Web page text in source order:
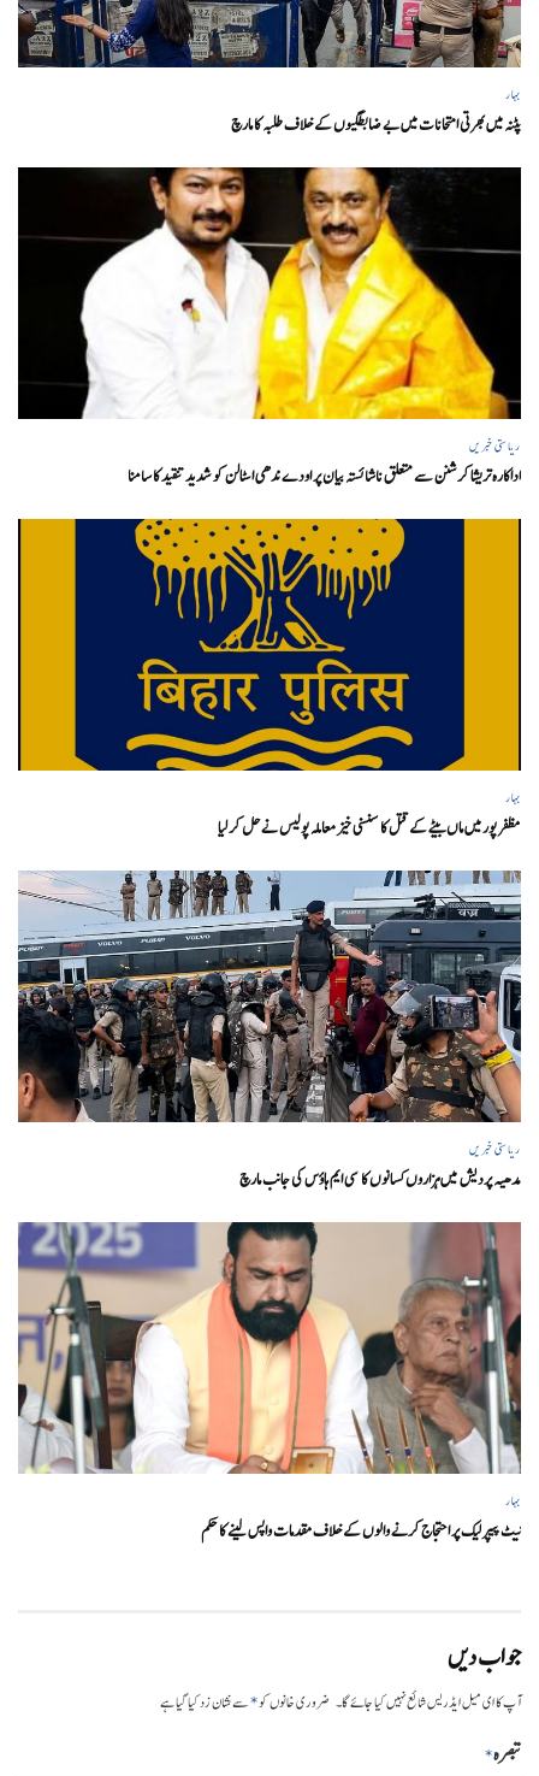
بہار
پٹنہ میں بھرتی امتحانات میں بے ضابطگیوں کے خلاف طلبہ کا مارچ
ریاستی خبریں
اداکارہ تریشا کرشنن سے متعلق ناشائستہ بیان پر اودے ندھی اسٹالن کو شدید تنقید کا سامنا
بہار
مظفر پور میں ماں بیٹے کے قتل کا سنسنی خیز معاملہ پولیس نے حل کر لیا
ریاستی خبریں
مدھیہ پردیش میں ہزاروں کسانوں کا سی ایم ہاؤس کی جانب مارچ
بہار
نیٹ پیپر لیک پر احتجاج کرنے والوں کے خلاف مقدمات واپس لینے کا حکم
جواب دیں
آپ کا ای میل ایڈریس شائع نہیں کیا جائے گا۔ ضروری خانوں کو*سے نشان زد کیا گیا ہے
تبصرہ*